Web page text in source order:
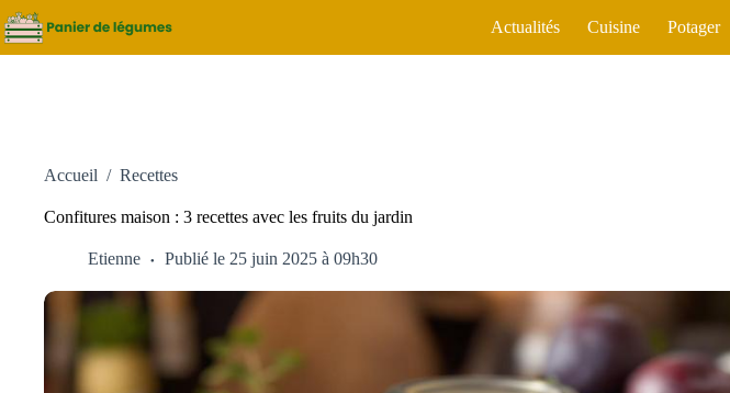
Passer
au
contenu
Actualités Cuisine Potager
Accueil / Recettes
Confitures maison : 3 recettes avec les fruits du jardin
Etienne Publié le 25 juin 2025 à 09h30